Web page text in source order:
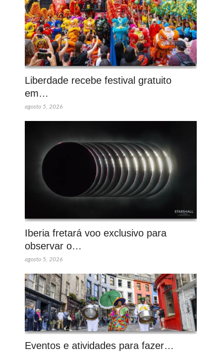
Liberdade recebe festival gratuito
em…
agosto 5, 2026
Iberia fretará voo exclusivo para
observar o…
agosto 5, 2026
Eventos e atividades para fazer…